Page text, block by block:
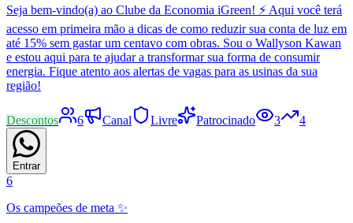
Seja bem-vindo(a) ao Clube da Economia iGreen! ⚡ Aqui você terá
acesso em primeira mão a dicas de como reduzir sua conta de luz em
até 15% sem gastar um centavo com obras. Sou o Wallyson Kawan
e estou aqui para te ajudar a transformar sua forma de consumir
energia. Fique atento aos alertas de vagas para as usinas da sua
região!
Descontos 6 Canal Livre Patrocinado 3 4
Entrar
6
Os campeões de meta ✨